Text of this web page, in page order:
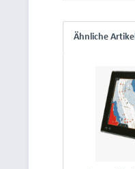
Ähnliche Artikel